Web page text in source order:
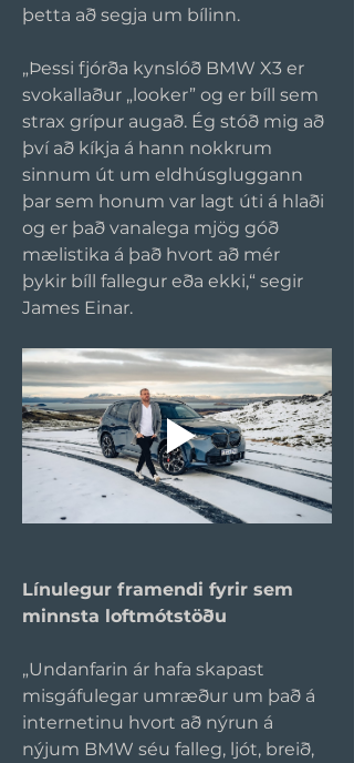
þetta að segja um bílinn.
„Þessi fjórða kynslóð BMW X3 er
svokallaður „looker” og er bíll sem
strax grípur augað. Ég stóð mig að
því að kíkja á hann nokkrum
sinnum út um eldhúsgluggann
þar sem honum var lagt úti á hlaði
og er það vanalega mjög góð
mælistika á það hvort að mér
þykir bíll fallegur eða ekki,“ segir
James Einar.
Línulegur framendi fyrir sem
minnsta loftmótstöðu
„Undanfarin ár hafa skapast
misgáfulegar umræður um það á
internetinu hvort að nýrun á
nýjum BMW séu falleg, ljót, breið,